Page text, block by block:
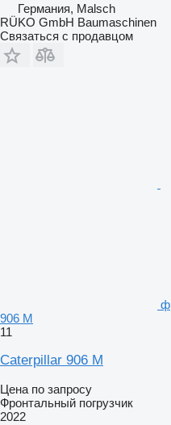
Германия, Malsch
RÜKO GmbH Baumaschinen
Связаться с продавцом
906 M
11
Caterpillar 906 M
Цена по запросу
Фронтальный погрузчик
2022